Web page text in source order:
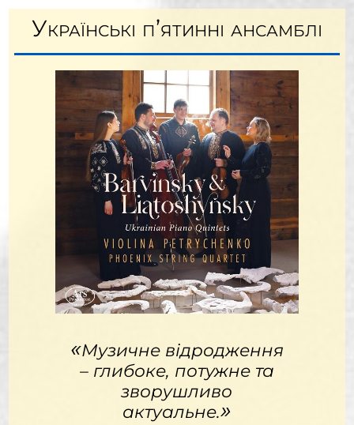
Українські п’ятинні ансамблі
«Музичне відродження
– глибоке, потужне та
зворушливо
актуальне.»